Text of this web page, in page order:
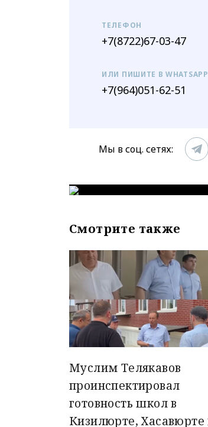
ТЕЛЕФОН
+7(8722)67-03-47
ИЛИ ПИШИТЕ В WHATSAPP
+7(964)051-62-51
Мы в соц. сетях:
Смотрите также
Муслим Телякавов
проинспектировал
готовность школ в
Кизилюрте, Хасавюрте